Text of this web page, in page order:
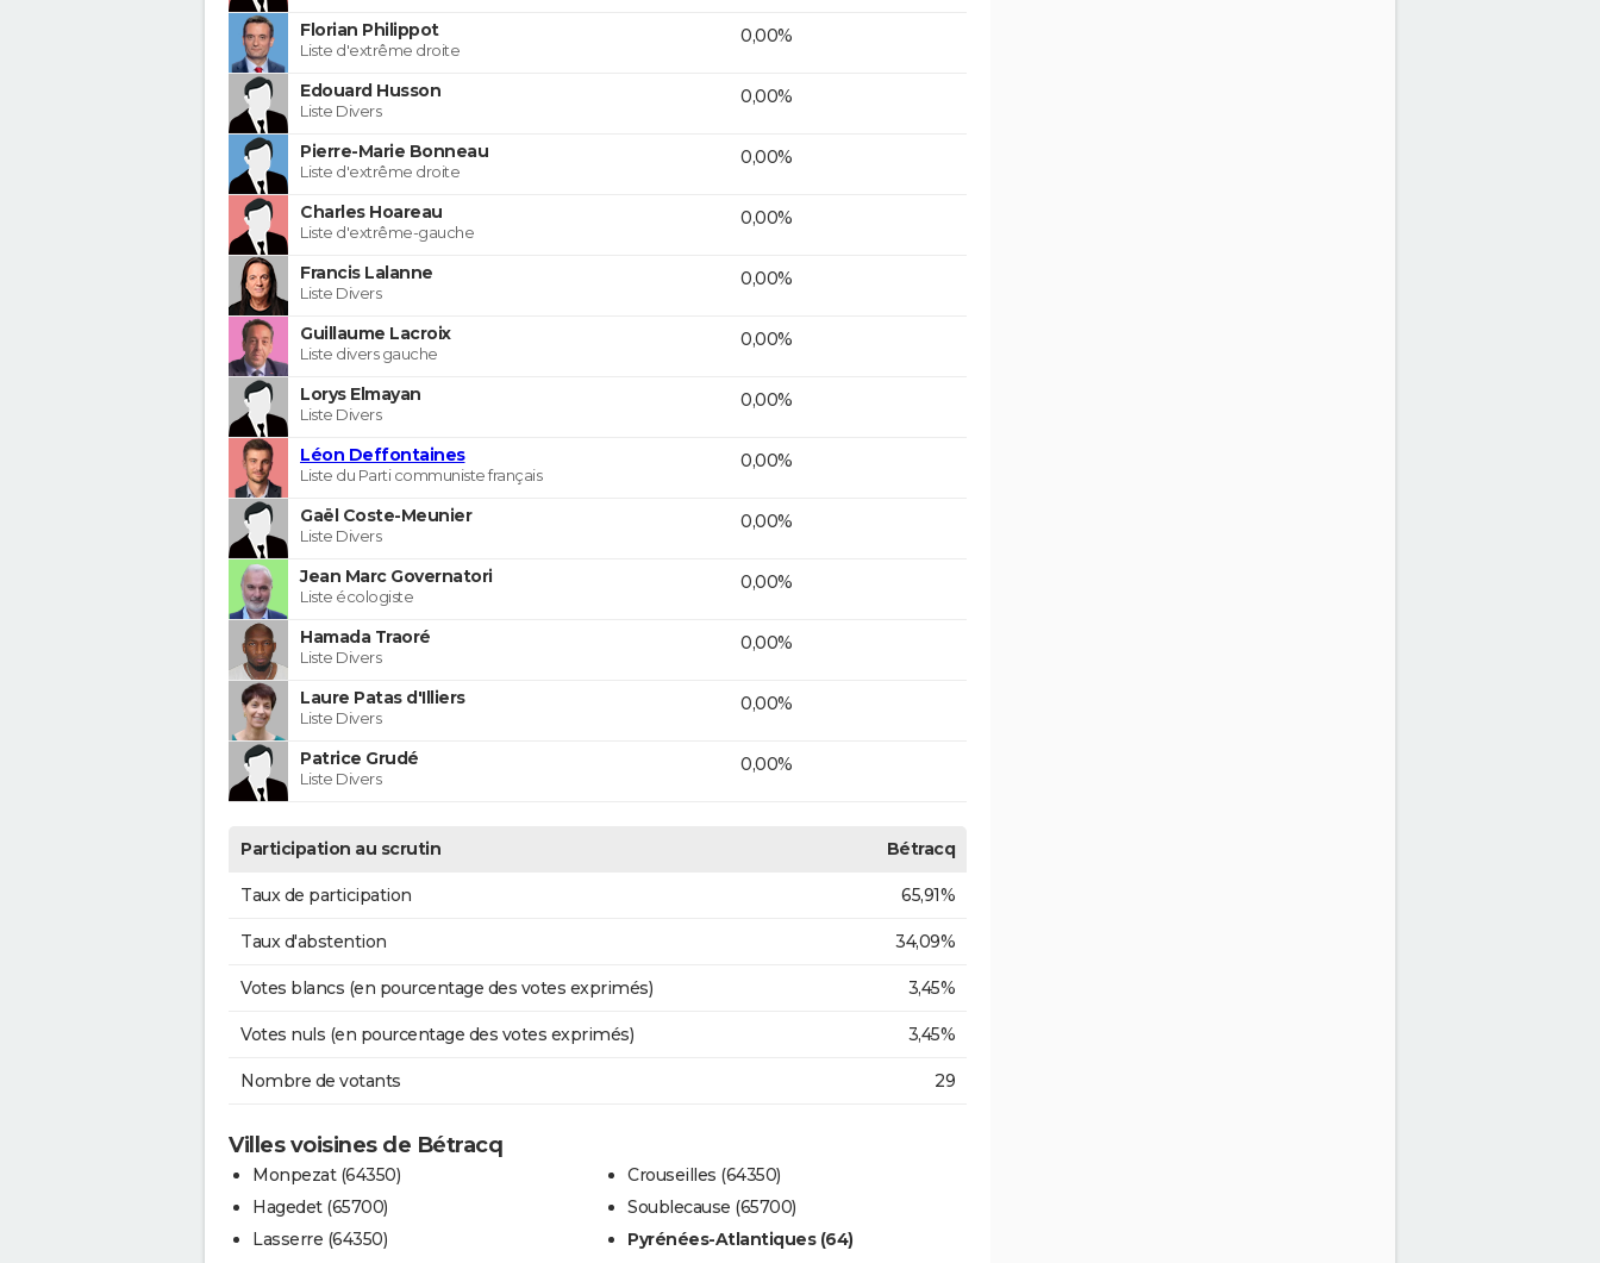
Florian Philippot
Liste d'extrême droite
0,00%
Edouard Husson
Liste Divers
0,00%
Pierre-Marie Bonneau
Liste d'extrême droite
0,00%
Charles Hoareau
Liste d'extrême-gauche
0,00%
Francis Lalanne
Liste Divers
0,00%
Guillaume Lacroix
Liste divers gauche
0,00%
Lorys Elmayan
Liste Divers
0,00%
Léon Deffontaines
Liste du Parti communiste français
0,00%
Gaël Coste-Meunier
Liste Divers
0,00%
Jean Marc Governatori
Liste écologiste
0,00%
Hamada Traoré
Liste Divers
0,00%
Laure Patas d'Illiers
Liste Divers
0,00%
Patrice Grudé
Liste Divers
0,00%
Participation au scrutin Bétracq
Taux de participation 65,91%
Taux d'abstention 34,09%
Votes blancs (en pourcentage des votes exprimés) 3,45%
Votes nuls (en pourcentage des votes exprimés) 3,45%
Nombre de votants 29
Villes voisines de Bétracq
Monpezat (64350)
Hagedet (65700)
Lasserre (64350)
Crouseilles (64350)
Soublecause (65700)
Pyrénées-Atlantiques (64)